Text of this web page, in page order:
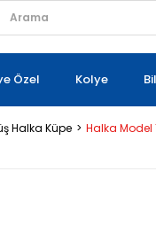
Özel Kolye
Halka Küpe Halka Model